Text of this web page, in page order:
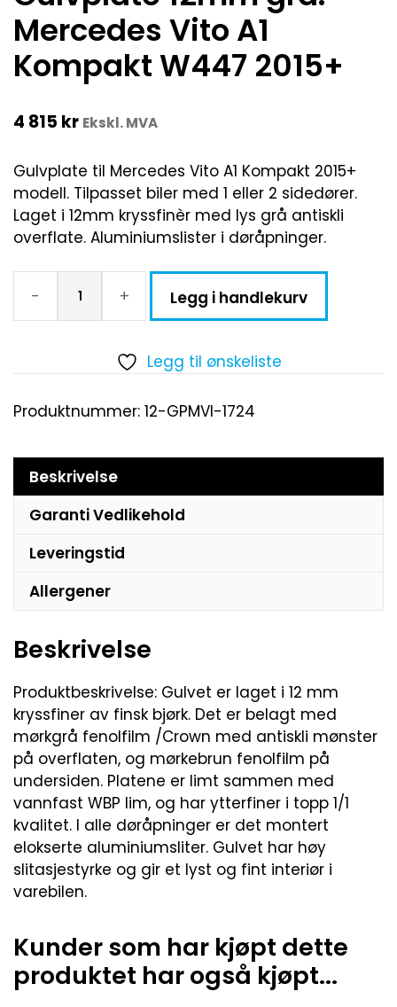
Mercedes Vito A1
Kompakt W447 2015+
4 815 kr Ekskl. MVA
Gulvplate til Mercedes Vito A1 Kompakt 2015+
modell. Tilpasset biler med 1 eller 2 sidedører.
Laget i 12mm kryssfinèr med lys grå antiskli
overflate. Aluminiumslister i døråpninger.
- + Legg i handlekurv
Legg til ønskeliste
Produktnummer: 12-GPMVI-1724
Beskrivelse
Garanti Vedlikehold
Leveringstid
Allergener
Beskrivelse
Produktbeskrivelse: Gulvet er laget i 12 mm
kryssfiner av finsk bjørk. Det er belagt med
mørkgrå fenolfilm /Crown med antiskli mønster
på overflaten, og mørkebrun fenolfilm på
undersiden. Platene er limt sammen med
vannfast WBP lim, og har ytterfiner i topp 1/1
kvalitet. I alle døråpninger er det montert
elokserte aluminiumsliter. Gulvet har høy
slitasjestyrke og gir et lyst og fint interiør i
varebilen.
Kunder som har kjøpt dette
produktet har også kjøpt...